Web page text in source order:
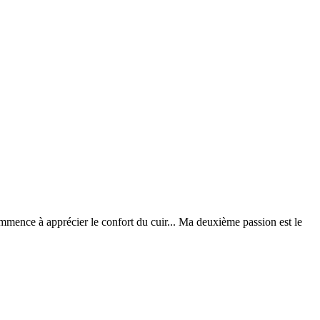
à apprécier le confort du cuir... Ma deuxième passion est le